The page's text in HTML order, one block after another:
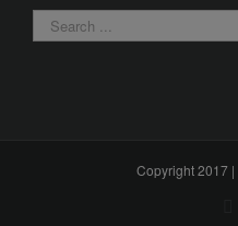
Copyright 2017 |